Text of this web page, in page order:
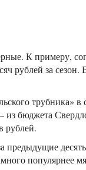
К примеру,
рублей за сезон.
трубника» в
бюджета
рублей.
предыдущие
популярнее